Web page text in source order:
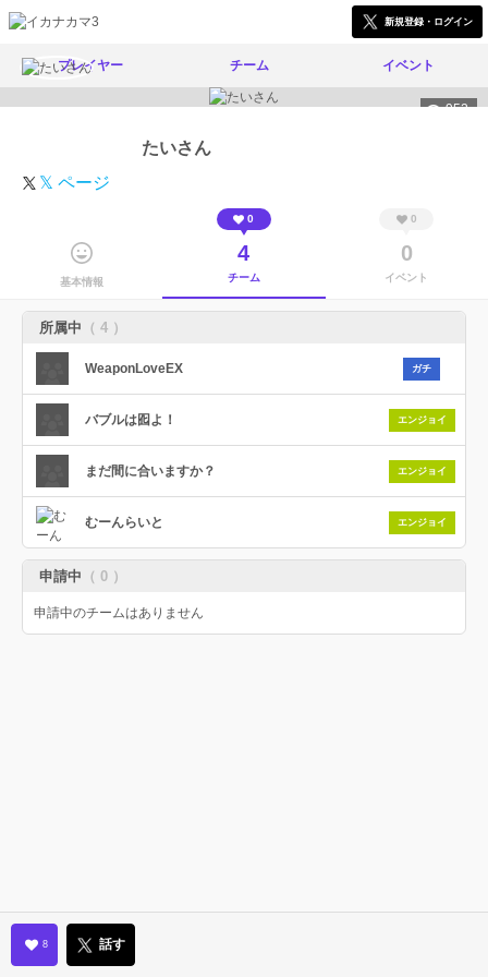
新規登録・ログイン
プレイヤー チーム イベント
952
たいさん
𝕏 ページ
基本情報
0
4
チーム
0
0
イベント
所属中 （ 4 ）
WeaponLoveEX ガチ
バブルは囮よ！ エンジョイ
まだ間に合いますか？ エンジョイ
むーんらいと エンジョイ
申請中 （ 0 ）
申請中のチームはありません
8 話す